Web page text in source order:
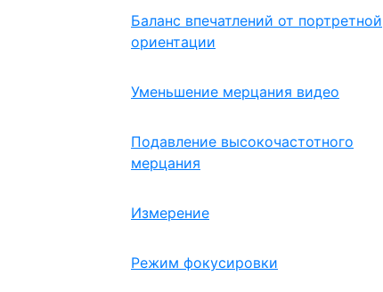
Баланс впечатлений от портретной
ориентации
Уменьшение мерцания видео
Подавление высокочастотного
мерцания
Измерение
Режим фокусировки